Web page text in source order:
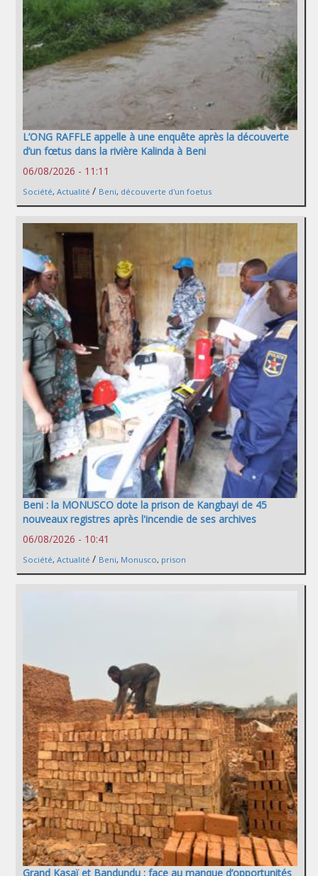
L’ONG RAFFLE appelle à une enquête après la découverte
d’un fœtus dans la rivière Kalinda à Beni
06/08/2026 - 11:11
Société, Actualité / Beni, découverte d'un foetus
Beni : la MONUSCO dote la prison de Kangbayi de 45
nouveaux registres après l'incendie de ses archives
06/08/2026 - 10:41
Société, Actualité / Beni, Monusco, prison
Grand Kasaï et Bandundu : face au manque d’opportunités